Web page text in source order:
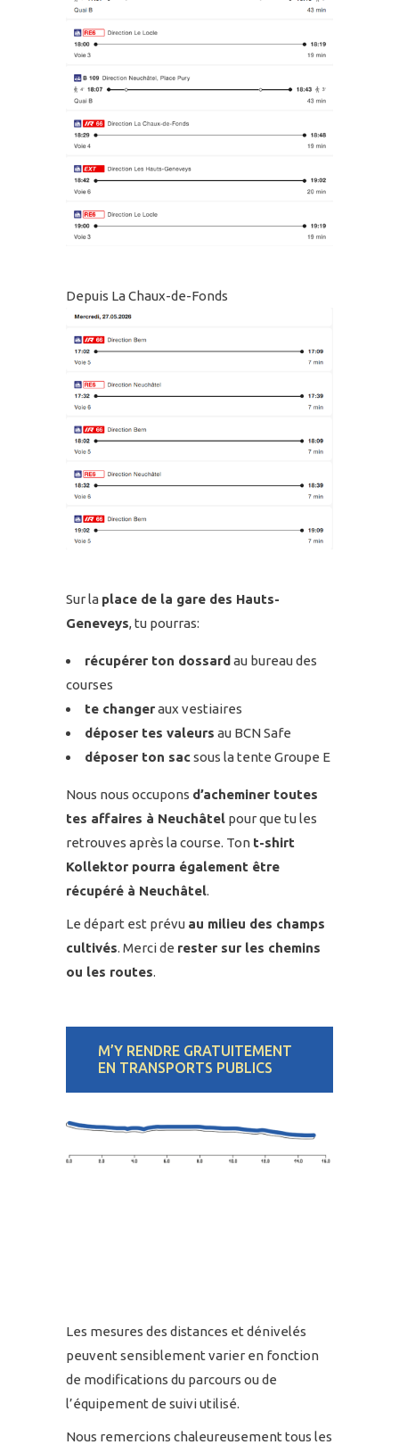
Depuis La Chaux-de-Fonds
Sur la place de la gare des Hauts-
Geneveys, tu pourras:
récupérer ton dossardau bureau des
courses
te changeraux vestiaires
déposer tes valeurs au BCN Safe
déposer ton sacsous la tente Groupe E
Nous nous occupons d’acheminer toutes
tes affaires à Neuchâtel pour que tu les
retrouves après la course. Ton t-shirt
Kollektor pourra également être
récupéré à Neuchâtel.
Le départ est prévu au milieu des champs
cultivés. Merci de rester sur les chemins
ou les routes.
M’Y RENDRE GRATUITEMENT
EN TRANSPORTS PUBLICS
Les mesures des distances et dénivelés
peuvent sensiblement varier en fonction
de modifications du parcours ou de
l’équipement de suivi utilisé.
Nous remercions chaleureusement tous les